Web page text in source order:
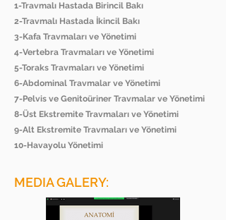
1-Travmalı Hastada Birincil Bakı
2-Travmalı Hastada İkincil Bakı
3-Kafa Travmaları ve Yönetimi
4-Vertebra Travmaları ve Yönetimi
5-Toraks Travmaları ve Yönetimi
6-Abdominal Travmalar ve Yönetimi
7-Pelvis ve Genitoüriner Travmalar ve Yönetimi
8-Üst Ekstremite Travmaları ve Yönetimi
9-Alt Ekstremite Travmaları ve Yönetimi
10-Havayolu Yönetimi
MEDIA GALERY: